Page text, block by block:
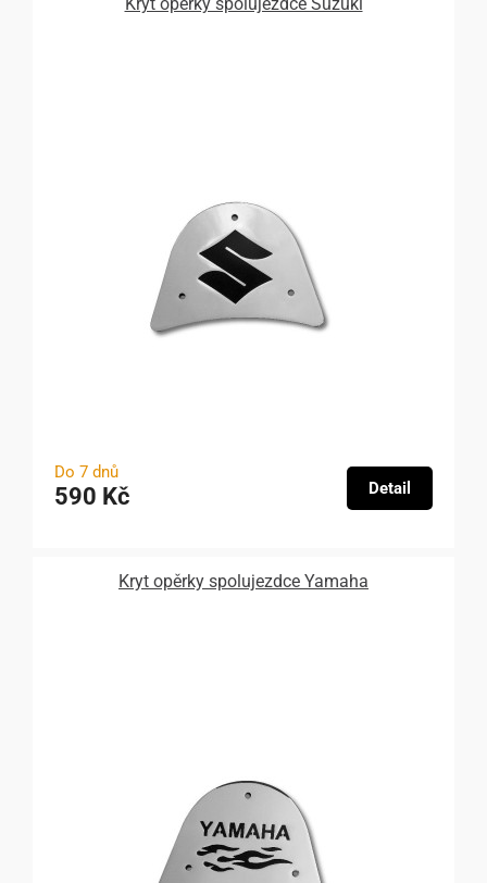
Do 7 dnů
590 Kč Detail
Kryt opěrky spolujezdce Yamaha